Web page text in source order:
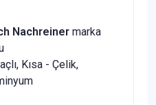
Nachreiner marka
Kısa - Çelik,